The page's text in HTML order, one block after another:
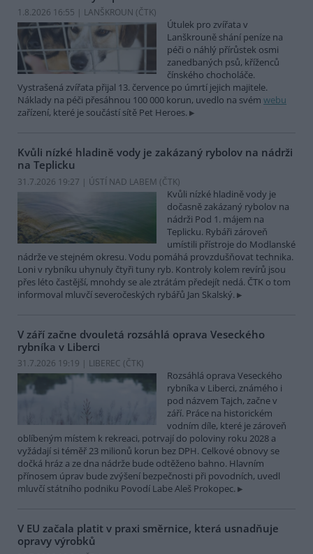
1.8.2026 16:55 | LANŠKROUN (ČTK)
Útulek pro zvířata v
Lanškrouně shání peníze na
péči o náhlý přírůstek osmi
zanedbaných psů, kříženců
čínského chocholáče.
Vystrašená zvířata přijal 13. července po úmrtí jejich majitele.
Náklady na péči přesáhnou 100 000 korun, uvedlo na svém webu
zařízení, které je součástí sítě Pet Heroes.
Kvůli nízké hladině vody je zakázaný rybolov na nádrži
na Teplicku
31.7.2026 19:27 | ÚSTÍ NAD LABEM (ČTK)
Kvůli nízké hladině vody je
dočasně zakázaný rybolov na
nádrži Pod 1. májem na
Teplicku. Rybáři zároveň
umístili přístroje do Modlanské
nádrže ve stejném okresu. Vodu pomáhá provzdušňovat technika.
Loni v rybníku uhynuly čtyři tuny ryb. Kontroly kolem revírů jsou
přes léto častější, mnohdy se ale ztrátám předejít nedá. ČTK o tom
informoval mluvčí severočeských rybářů Jan Skalský.
V září začne dvouletá rozsáhlá oprava Veseckého
rybníka v Liberci
31.7.2026 19:19 | LIBEREC (ČTK)
Rozsáhlá oprava Veseckého
rybníka v Liberci, známého i
pod názvem Tajch, začne v
září. Práce na historickém
vodním díle, které je zároveň
oblíbeným místem k rekreaci, potrvají do poloviny roku 2028 a
vyžádají si téměř 23 milionů korun bez DPH. Celkové obnovy se
dočká hráz a ze dna nádrže bude odtěženo bahno. Hlavním
přínosem úprav bude zvýšení bezpečnosti při povodních, uvedl
mluvčí státního podniku Povodí Labe Aleš Prokopec.
V EU začala platit v praxi směrnice, která usnadňuje
opravy výrobků